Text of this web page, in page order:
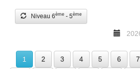
Niveau 6ème - 5ème
1 2 3 4 5 6 7